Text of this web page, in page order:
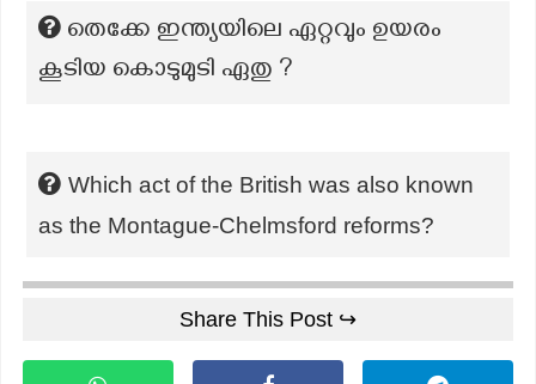
തെക്കേ ഇന്ത്യയിലെ ഏറ്റവും ഉയരം
കൂടിയ കൊടുമുടി ഏതു ?
Which act of the British was also known
as the Montague-Chelmsford reforms?
Share This Post ↪